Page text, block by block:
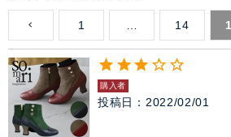
1 14
購入者
投稿日 2022/02/01